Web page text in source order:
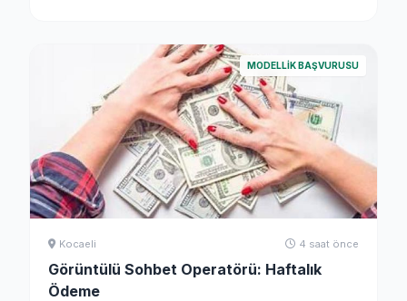
MODELLIK BAŞVURUSU
Kocaeli 4 saat önce
Görüntülü Sohbet Operatörü: Haftalık
Ödeme